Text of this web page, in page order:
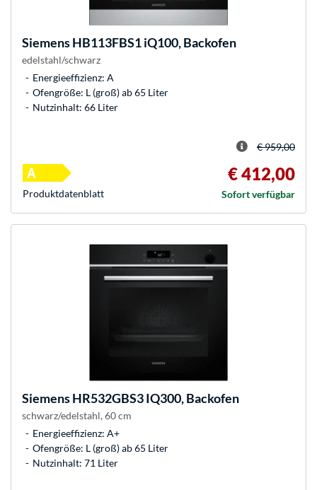
SiemensHB113FBS1 iQ100, Backofen
edelstahl/schwarz
Energieeffizienz: A
Ofengröße: L (groß) ab 65 Liter
Nutzinhalt: 66 Liter
€ 959,00
€ 412,00
Sofort verfügbar
Produkt­datenblatt
SiemensHR532GBS3 IQ300, Backofen
schwarz/edelstahl, 60 cm
Energieeffizienz: A+
Ofengröße: L (groß) ab 65 Liter
Nutzinhalt: 71 Liter